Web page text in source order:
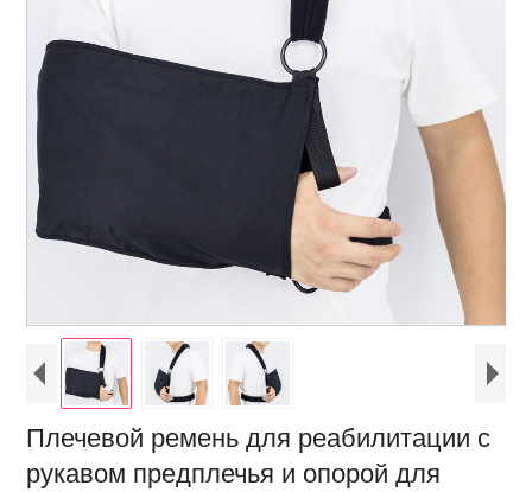
Плечевой ремень для реабилитации с
рукавом предплечья и опорой для